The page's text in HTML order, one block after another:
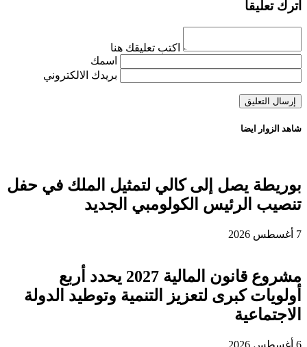
اترك تعليقاً
اكتب تعليقك هنا
اسمك
بريدك الالكتروني
شاهد الزوار ايضا
بوريطة يصل إلى كالي لتمثيل الملك في حفل
تنصيب الرئيس الكولومبي الجديد
7 أغسطس 2026
مشروع قانون المالية 2027 يحدد أربع
أولويات كبرى لتعزيز التنمية وتوطيد الدولة
الاجتماعية
6 أغسطس 2026